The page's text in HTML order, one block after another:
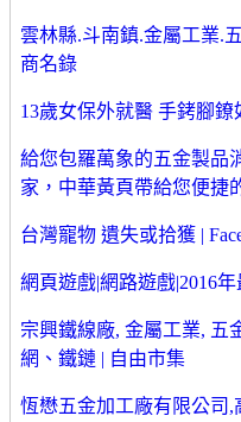
雲林縣.斗南鎮.金屬工業.
商名錄
13歲女保外就醫 手銬腳
給您包羅萬象的五金製品
家，中華黃頁帶給您便捷
台灣寵物 遺失或拾獲 |
網頁遊戲|網路遊戲|2016
宗興鐵線廠, 金屬工業, 五
網、鐵鏈 | 自由市集
恆懋五金加工廠有限公司